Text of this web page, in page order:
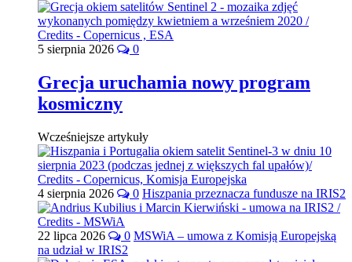
5 sierpnia 2026 0
Grecja uruchamia nowy program
kosmiczny
Wcześniejsze artykuły
4 sierpnia 2026 0 Hiszpania przeznacza fundusze na IRIS2
22 lipca 2026 0 MSWiA – umowa z Komisją Europejską
na udział w IRIS2